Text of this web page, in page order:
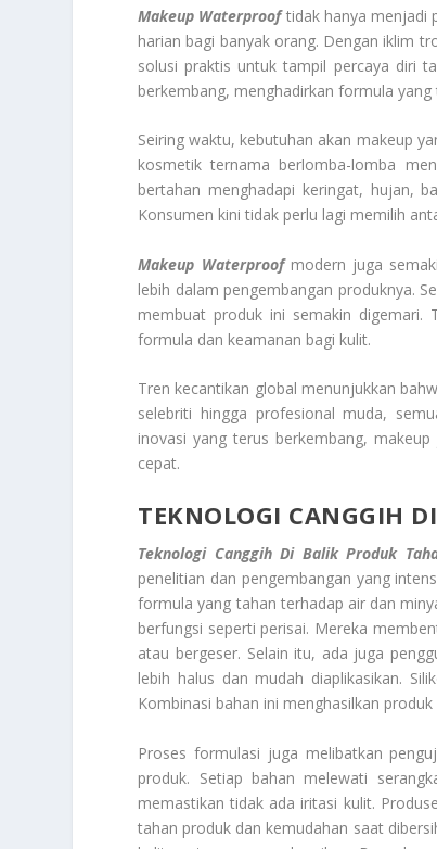
Makeup Waterprooftidak hanya menjadi
harian bagi banyak orang. Dengan iklim
solusi praktis untuk tampil percaya diri
berkembang, menghadirkan formula
Seiring waktu, kebutuhan akan makeup
kosmetik ternama berlomba-lomba
bertahan menghadapi keringat, hujan,
Konsumen kini tidak perlu lagi memilih
Makeup Waterproof modern juga
lebih dalam pengembangan produknya.
membuat produk ini semakin digemari.
formula dan keamanan bagi kulit.
Tren kecantikan global menunjukkan
selebriti hingga profesional muda,
inovasi yang terus berkembang,
cepat.
TEKNOLOGI CANGGIH
Teknologi Canggih Di Balik Produk
penelitian dan pengembangan yang
formula yang tahan terhadap air dan
berfungsi seperti perisai. Mereka
atau bergeser. Selain itu, ada juga
lebih halus dan mudah diaplikasikan.
Kombinasi bahan ini menghasilkan
Proses formulasi juga melibatkan
produk. Setiap bahan melewati
memastikan tidak ada iritasi kulit.
tahan produk dan kemudahan saat